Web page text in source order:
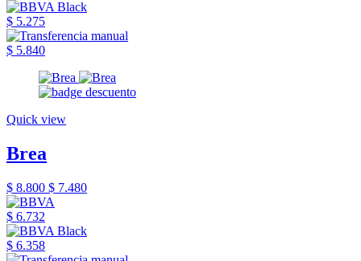
$ 5.275
$ 5.840
Quick view
Brea
$ 8.800 $ 7.480
$ 6.732
$ 6.358